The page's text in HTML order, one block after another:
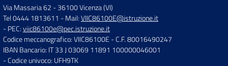
Via Massaria 62 -36100 Vicenza (VI)
Tel 0444 1813611 - Mail:VIIC86100E@istruzione.it
- PEC:viic86100e@pec.istruzione.it
Codice meccanografico: VIIC86100E - C.F. 80016490247
IBAN Bancario: IT 33 J 03069 11891 100000046001
- Codice univoco: UFH9TK